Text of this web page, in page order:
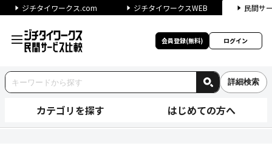
ジチタイワークス.com ジチタイワークスWEB 民間サ
会員登録(無料) ログイン
詳細検索
カテゴリを探す はじめての方へ